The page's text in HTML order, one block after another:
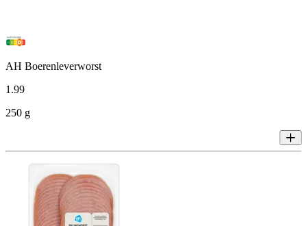
AH Boerenleverworst
1.99
250 g